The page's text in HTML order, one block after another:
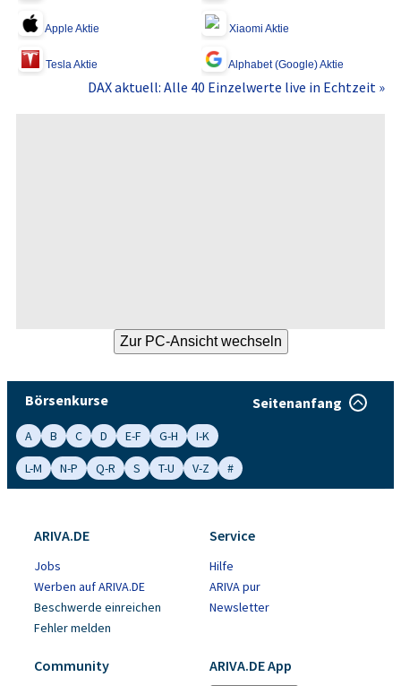
Apple Aktie Xiaomi Aktie
Tesla Aktie Alphabet (Google) Aktie
DAX aktuell: Alle 40 Einzelwerte live in Echtzeit »
Börsenkurse Seitenanfang
A B C D E-F G-H
I-K
L-M
N-P Q-R S T-U V-Z #
ARIVA.DE
Jobs
Werben auf ARIVA.DE
Beschwerde einreichen
Fehler melden
Service
Hilfe
ARIVA pur
Newsletter
Community ARIVA.DE App